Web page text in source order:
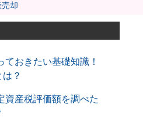
却
おきたい基礎知識！
？
資産税評価額を調べた